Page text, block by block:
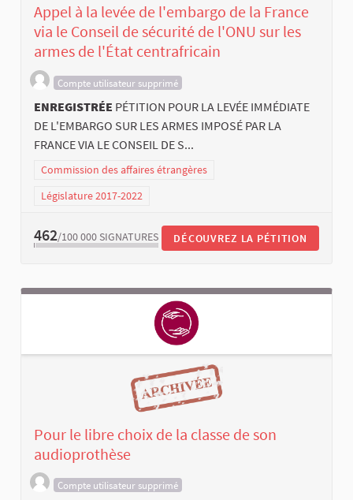
Appel à la levée de l'embargo de la France
via le Conseil de sécurité de l'ONU sur les
armes de l'État centrafricain
Compte utilisateur supprimé
ENREGISTRÉE PÉTITION POUR LA LEVÉE IMMÉDIATE
DE L'EMBARGO SUR LES ARMES IMPOSÉ PAR LA
FRANCE VIA LE CONSEIL DE S...
Commission des affaires étrangères
Législature 2017-2022
462/100 000 SIGNATURES DÉCOUVREZ LA PÉTITION
Pour le libre choix de la classe de son
audioprothèse
Compte utilisateur supprimé